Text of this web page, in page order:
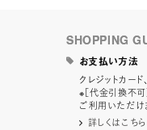
SHOPPING
お支払い方法
クレジットカー
※［代金引換不
ご利用いただけ
詳しくはこちら